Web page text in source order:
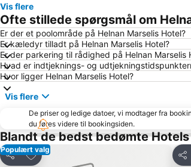
Vis flere
Ofte stillede spørgsmål om
Er der et poolområde på Helnan Marselis Hotel?
Er kæledyr tilladt på Helnan Marselis Hotel?
Er der parkering til rådighed på Helnan Marselis
Hvad er indtjeknings- og
Hvor ligger Helnan Marselis Hotel?
Vis flere
De priser og ledige datoer, vi modtager fra
du føres videre til bookingsiden.
Blandt de bedst bedømte
Populært valg
Del
Føj til favoritter
Del